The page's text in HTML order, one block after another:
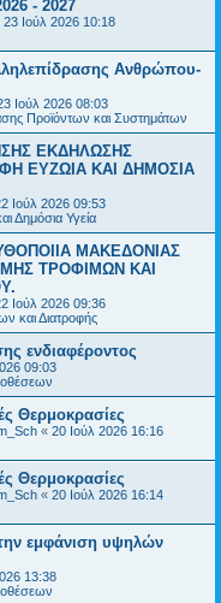
- 2027
23 Ιούλ 2026 10:18
Ανθρώπου-
Ιούλ 2026 08:03
Προϊόντων και Συστημάτων
ΕΚΔΗΛΩΣΗΣ
ΕΥΖΩΙΑ ΚΑΙ ΔΗΜΟΣΙΑ
Ιούλ 2026 09:53
Δημόσια Υγεία
ΜΑΚΕΔΟΝΙΑΣ
ΤΡΟΦΙΜΩΝ ΚΑΙ
Ιούλ 2026 09:36
και Διατροφής
ενδιαφέροντος
09:03
Θερμοκρασίες
« 20 Ιούλ 2026 16:16
Θερμοκρασίες
« 20 Ιούλ 2026 16:14
εμφάνιση υψηλών
13:38